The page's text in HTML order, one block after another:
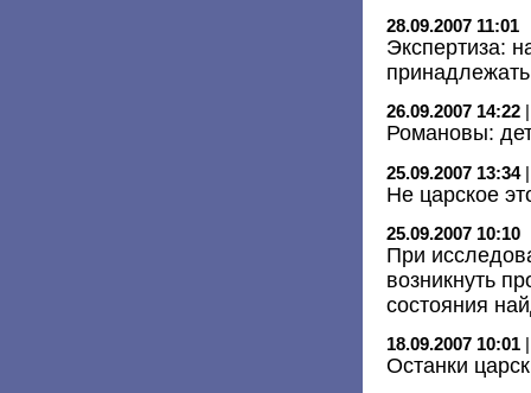
28.09.2007 11:01
Экспертиза:
26.09.2007 14:22
Романовы:
25.09.2007 13:34
Не царское
25.09.2007 10:10
При
возникнуть
состояния
18.09.2007 10:01
Останки